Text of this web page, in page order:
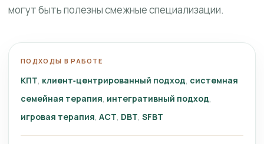
могут быть полезны смежные специализации.
ПОДХОДЫ В РАБОТЕ
КПТ клиент‑центрированный подход системная
семейная терапия интегративный подход
игровая терапия ACT DBT SFBT